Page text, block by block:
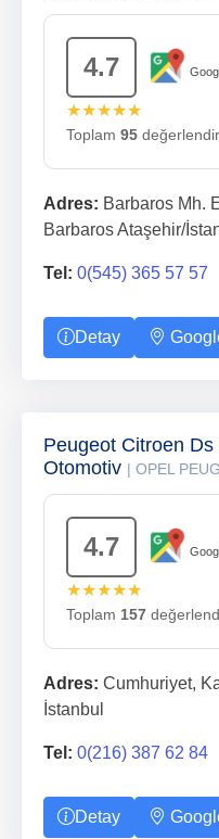
4.7
★★★★★
Toplam 95
Adres: Barbaros Mh.
Barbaros Ataşehir/
Tel: 0(545) 365 57 57
Detay
Peugeot Citroen
Otomotiv | OPEL
4.7
★★★★★
Toplam 157
Adres: Cumhuriyet,
İstanbul
Tel: 0(216) 387 62 84
Detay